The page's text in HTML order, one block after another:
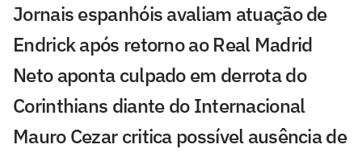
Jornais espanhóis avaliam atuação de
Endrick após retorno ao Real Madrid
Neto aponta culpado em derrota do
Corinthians diante do Internacional
Mauro Cezar critica possível ausência de